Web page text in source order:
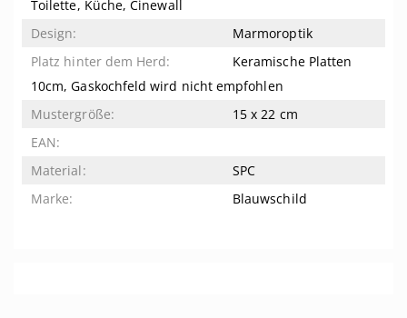
Toilette, Küche, Cinewall
Marmoroptik
Keramische Platten
10cm, Gaskochfeld wird nicht empfohlen
15 x 22 cm
SPC
Blauwschild